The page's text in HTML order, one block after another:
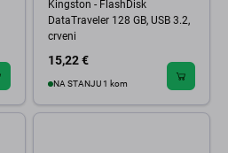
Kingston - FlashDisk
DataTraveler 128 GB, USB 3.2,
crveni
15,22 €
NA STANJU 1 kom